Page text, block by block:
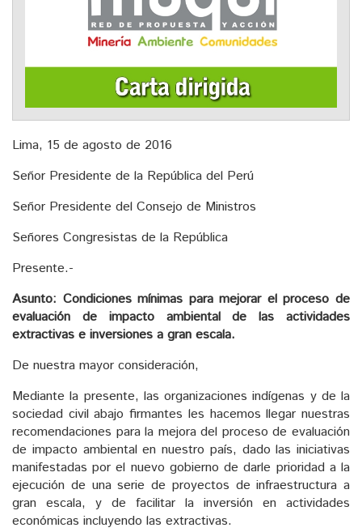
Lima, 15 de agosto de 2016
Señor Presidente de la República del Perú
Señor Presidente del Consejo de Ministros
Señores Congresistas de la República
Presente.-
Asunto: Condiciones mínimas para mejorar el proceso de
evaluación de impacto ambiental de las actividades
extractivas e inversiones a gran escala.
De nuestra mayor consideración,
Mediante la presente, las organizaciones indígenas y de la
sociedad civil abajo firmantes les hacemos llegar nuestras
recomendaciones para la mejora del proceso de evaluación
de impacto ambiental en nuestro país, dado las iniciativas
manifestadas por el nuevo gobierno de darle prioridad a la
ejecución de una serie de proyectos de infraestructura a
gran escala, y de facilitar la inversión en actividades
económicas incluyendo las extractivas.